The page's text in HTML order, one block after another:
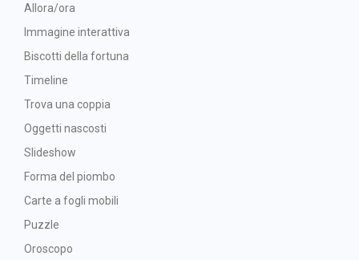
Allora/ora
Immagine interattiva
Biscotti della fortuna
Timeline
Trova una coppia
Oggetti nascosti
Slideshow
Forma del piombo
Carte a fogli mobili
Puzzle
Oroscopo